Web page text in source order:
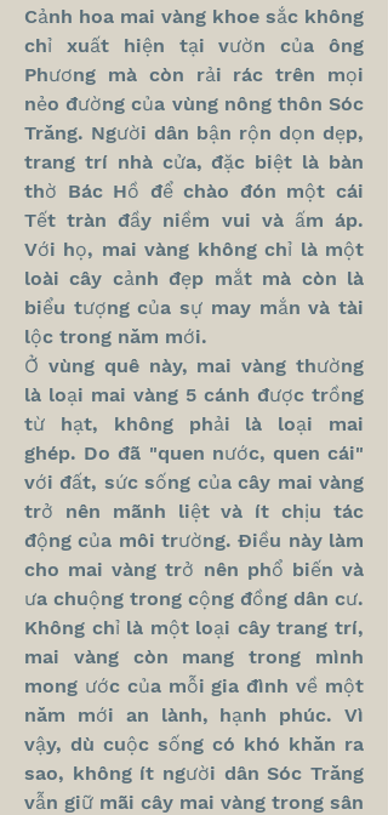
Cảnh hoa mai vàng khoe sắc không
chỉ xuất hiện tại vườn của ông
Phương mà còn rải rác trên mọi
nẻo đường của vùng nông thôn Sóc
Trăng. Người dân bận rộn dọn dẹp,
trang trí nhà cửa, đặc biệt là bàn
thờ Bác Hồ để chào đón một cái
Tết tràn đầy niềm vui và ấm áp.
Với họ, mai vàng không chỉ là một
loài cây cảnh đẹp mắt mà còn là
biểu tượng của sự may mắn và tài
lộc trong năm mới.
Ở vùng quê này, mai vàng thường
là loại mai vàng 5 cánh được trồng
từ hạt, không phải là loại mai
ghép. Do đã "quen nước, quen cái"
với đất, sức sống của cây mai vàng
trở nên mãnh liệt và ít chịu tác
động của môi trường. Điều này làm
cho mai vàng trở nên phổ biến và
ưa chuộng trong cộng đồng dân cư.
Không chỉ là một loại cây trang trí,
mai vàng còn mang trong mình
mong ước của mỗi gia đình về một
năm mới an lành, hạnh phúc. Vì
vậy, dù cuộc sống có khó khăn ra
sao, không ít người dân Sóc Trăng
vẫn giữ mãi cây mai vàng trong sân